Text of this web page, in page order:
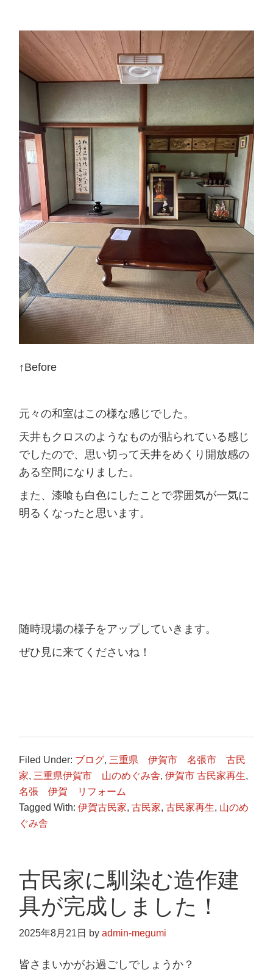
↑Before
元々の和室はこの様な感じでした。
天井もクロスのようなものが貼られている感じ
でしたので、思い切って天井をめくり開放感の
ある空間になりました。
また、漆喰も白色にしたことで雰囲気が一気に
明るくなったと思います。
随時現場の様子をアップしていきます。
ぜひ見に来てくださいね！
Filed Under: ブログ, 三重県 伊賀市 名張市 古民
家, 三重県伊賀市 山のめぐみ舎,伊賀市 古民家再生,
名張 伊賀 リフォーム
Tagged With:伊賀古民家,古民家,古民家再生, 山のめ
ぐみ舎
古民家に馴染む造作建
具が完成しました！
2025年8月21日 byadmin-megumi
皆さまいかがお過ごしでしょうか？